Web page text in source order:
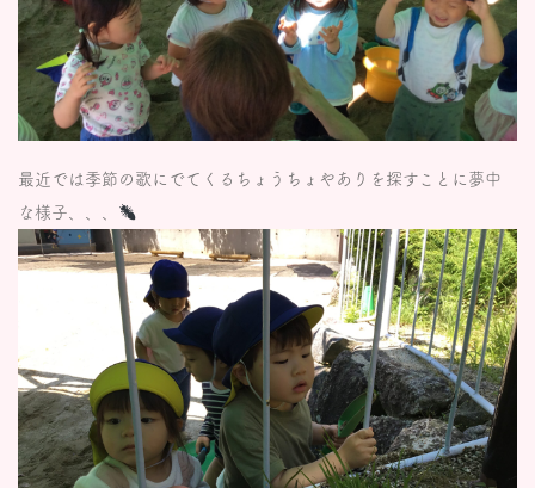
最近では季節の歌にでてくるちょうちょやありを探すことに夢中
な様子、、、